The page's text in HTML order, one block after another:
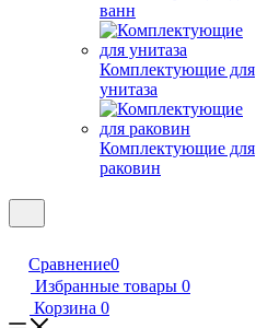
ванн
Комплектующие для
унитаза
Комплектующие для
раковин
Сравнение0
Избранные товары 0
Корзина 0